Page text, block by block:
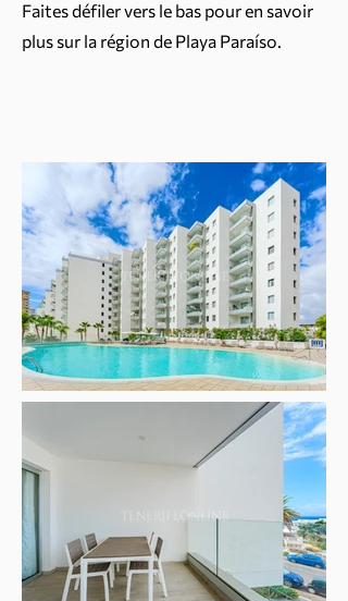
Faites défiler vers le bas pour en savoir
plus sur la région de Playa Paraíso.